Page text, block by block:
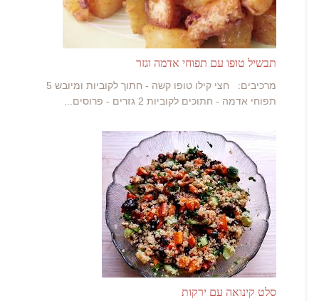
תבשיל טופו עם תפוחי אדמה וגזר
מרכיבים: חצי קילו טופו קשה - חתוך לקוביות ומיובש 5
תפוחי אדמה - חתוכים לקוביות 2 גזרים - פרוסים...
סלט קינואה עם ירקות